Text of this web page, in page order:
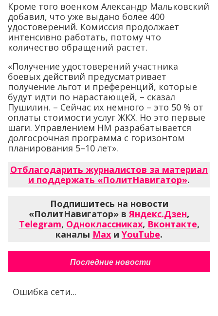
Кроме того военком Александр Мальковский
добавил, что уже выдано более 400
удостоверений. Комиссия продолжает
интенсивно работать, потому что
количество обращений растет.
«Получение удостоверений участника
боевых действий предусматривает
получение льгот и преференций, которые
будут идти по нарастающей, – сказал
Пушилин. – Сейчас их немного – это 50 % от
оплаты стоимости услуг ЖКХ. Но это первые
шаги. Управлением НМ разрабатывается
долгосрочная программа с горизонтом
планирования 5–10 лет».
Отблагодарить журналистов за материал
и поддержать «ПолитНавигатор».
Подпишитесь на новости
«ПолитНавигатор» вЯндекс.Дзен,
Telegram, Одноклассниках, Вконтакте,
каналы Max и YouTube.
Последние новости
Ошибка сети...